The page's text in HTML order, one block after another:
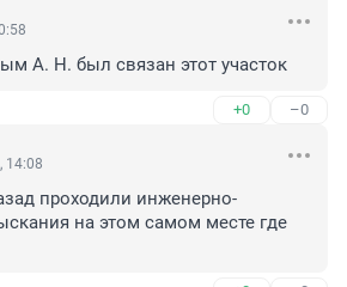
А. Н. был связан этот участок
+0 –0
14:08
проходили инженерно-
на этом самом месте где